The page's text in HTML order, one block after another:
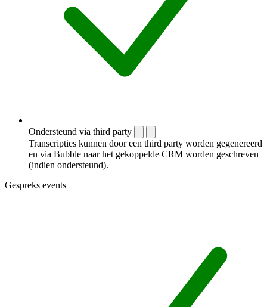
Ondersteund via third party
Transcripties kunnen door een third party worden gegenereerd
en via Bubble naar het gekoppelde CRM worden geschreven
(indien ondersteund).
Gespreks events